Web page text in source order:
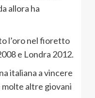
allora ha
l’oro nel fioretto
e Londra 2012.
italiana a vincere
molte altre giovani